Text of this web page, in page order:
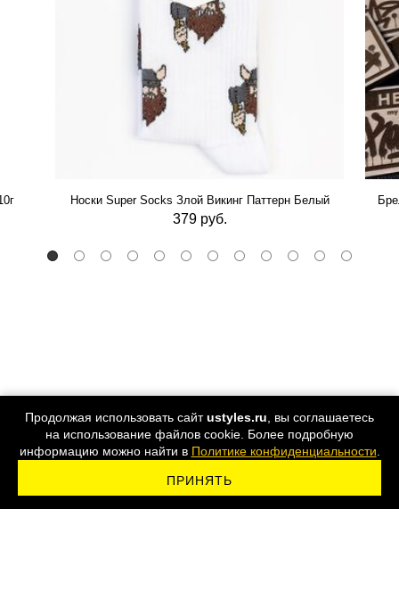
Носки Super Socks Злой Викинг Паттерн Белый
379 руб.
Продолжая использовать сайтustyles.ru , вы соглашаетесь
на использование файлов cookie. Более подробную
информацию можно найти в Политике конфиденциальности
ПРИНЯТЬ